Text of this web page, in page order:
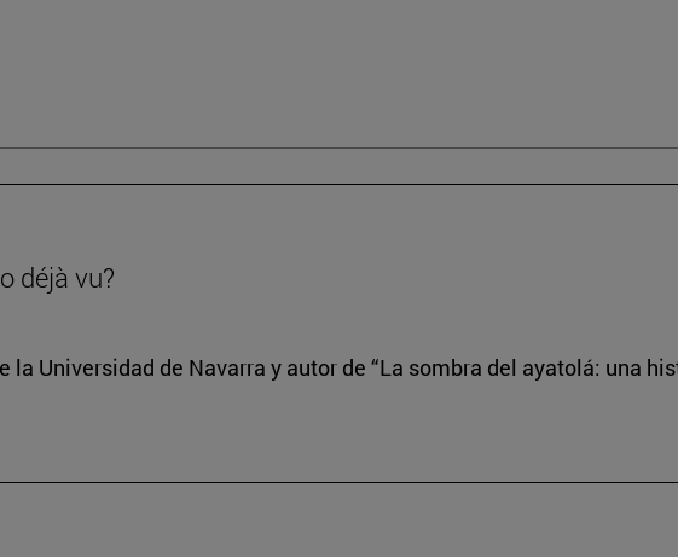
déjà vu?
Universidad de Navarra y autor de “La sombra del ayatolá: una